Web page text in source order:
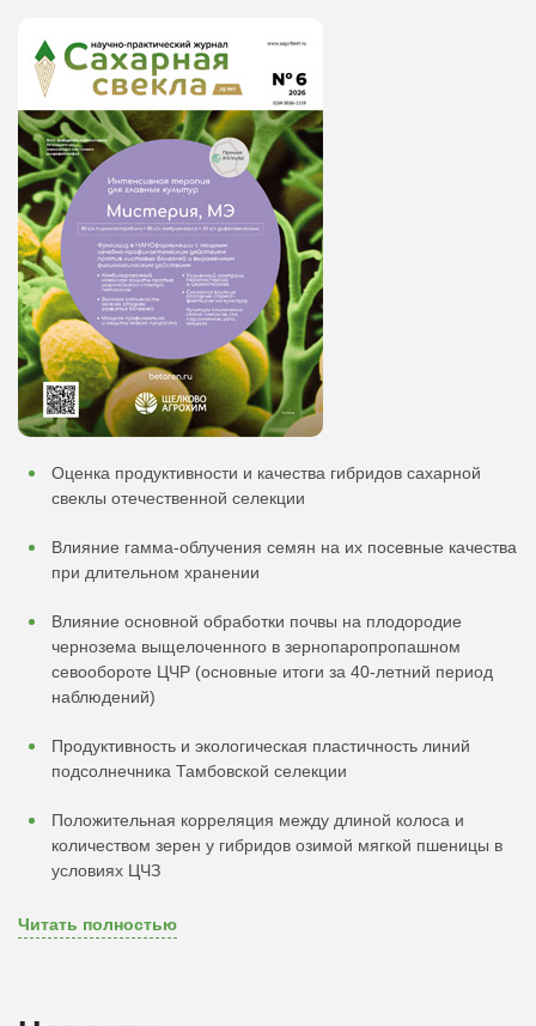
Оценка продуктивности и качества гибридов сахарной
свеклы отечественной селекции
Влияние гамма-облучения семян на их посевные качества
при длительном хранении
Влияние основной обработки почвы на плодородие
чернозема выщелоченного в зернопаропропашном
севообороте ЦЧР (основные итоги за 40-летний период
наблюдений)
Продуктивность и экологическая пластичность линий
подсолнечника Тамбовской селекции
Положительная корреляция между длиной колоса и
количеством зерен у гибридов озимой мягкой пшеницы в
условиях ЦЧЗ
Читать полностью